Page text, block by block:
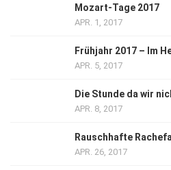
Mozart-Tage 2017
APR. 1, 2017
Frühjahr 2017 – Im
APR. 5, 2017
Die Stunde da wir
APR. 8, 2017
Rauschhafte
APR. 26, 2017